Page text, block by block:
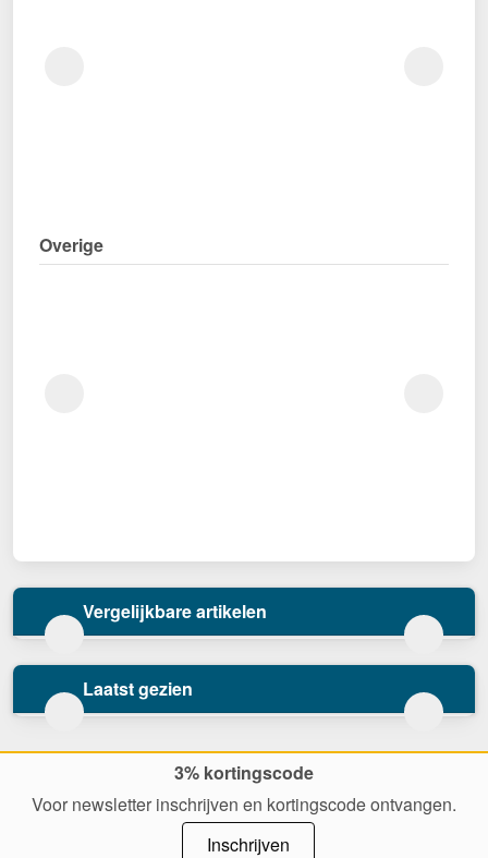
Overige
Vergelijkbare artikelen
Laatst gezien
3% kortingscode
Voor newsletter inschrijven en kortingscode ontvangen.
Inschrijven